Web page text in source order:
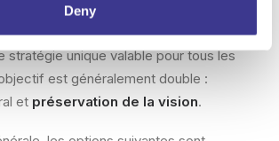
Deny
du méningiome du nerf optique
doit être personnalisé. Il
stratégie unique valable pour tous les
est généralement double :
et préservation de la vision.